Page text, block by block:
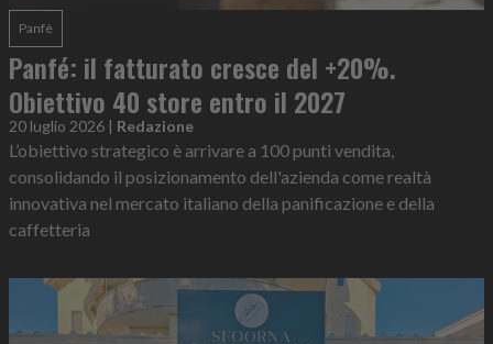
Panfè
Panfé: il fatturato cresce del +20%.
Obiettivo 40 store entro il 2027
20 luglio 2026 | Redazione
L’obiettivo strategico è arrivare a 100 punti vendita,
consolidando il posizionamento dell'azienda come realtà
innovativa nel mercato italiano della panificazione e della
caffetteria